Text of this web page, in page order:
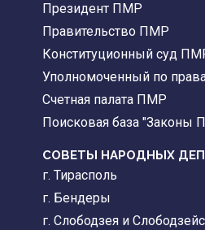
Президент ПМР
Правительство ПМР
Конституционный суд
Уполномоченный по
Счетная палата ПМР
Поисковая база "Законы
СОВЕТЫ НАРОДНЫХ
г. Тирасполь
г. Бендеры
г. Слободзея и